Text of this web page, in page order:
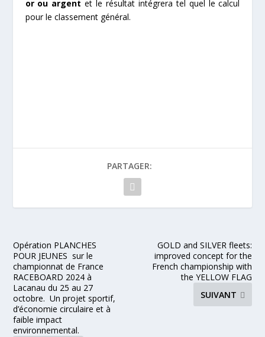
or ou argent et le résultat intégrera tel quel le calcul
pour le classement général.
PARTAGER:
Opération PLANCHES
POUR JEUNES sur le
championnat de France
RACEBOARD 2024 à
Lacanau du 25 au 27
octobre. Un projet sportif,
d’économie circulaire et à
faible impact
environnemental.
GOLD and SILVER fleets:
improved concept for the
French championship with
the YELLOW FLAG
SUIVANT